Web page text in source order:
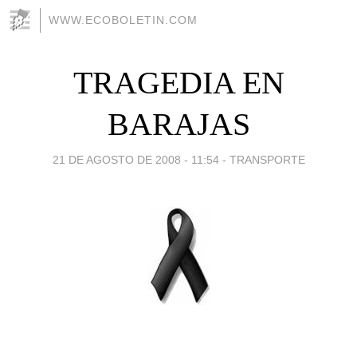
WWW.ECOBOLETIN.COM
TRAGEDIA EN
BARAJAS
21 DE AGOSTO DE 2008 - 11:54 - TRANSPORTE